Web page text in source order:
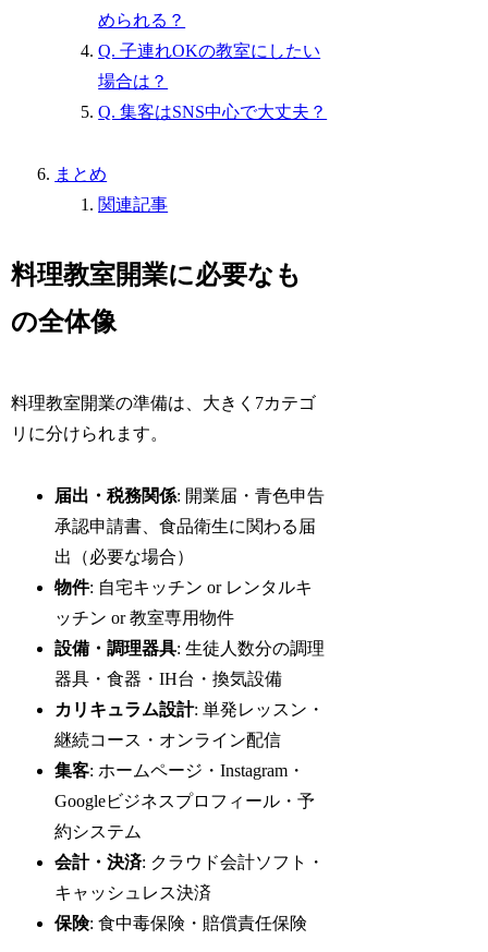
められる？
Q. 子連れOKの教室にしたい
場合は？
Q. 集客はSNS中心で大丈夫？
まとめ
関連記事
料理教室開業に必要なも
の全体像
料理教室開業の準備は、大きく7カテゴ
リに分けられます。
届出・税務関係: 開業届・青色申告
承認申請書、食品衛生に関わる届
出（必要な場合）
物件: 自宅キッチン or レンタルキ
ッチン or 教室専用物件
設備・調理器具: 生徒人数分の調理
器具・食器・IH台・換気設備
カリキュラム設計: 単発レッスン・
継続コース・オンライン配信
集客: ホームページ・Instagram・
Googleビジネスプロフィール・予
約システム
会計・決済: クラウド会計ソフト・
キャッシュレス決済
保険: 食中毒保険・賠償責任保険